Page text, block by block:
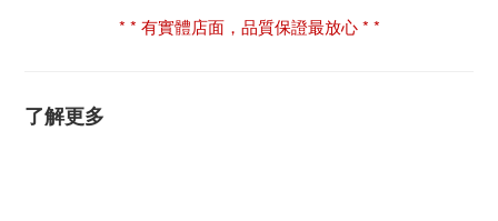
* * 有實體店面，品質保證最放心 * *
了解更多